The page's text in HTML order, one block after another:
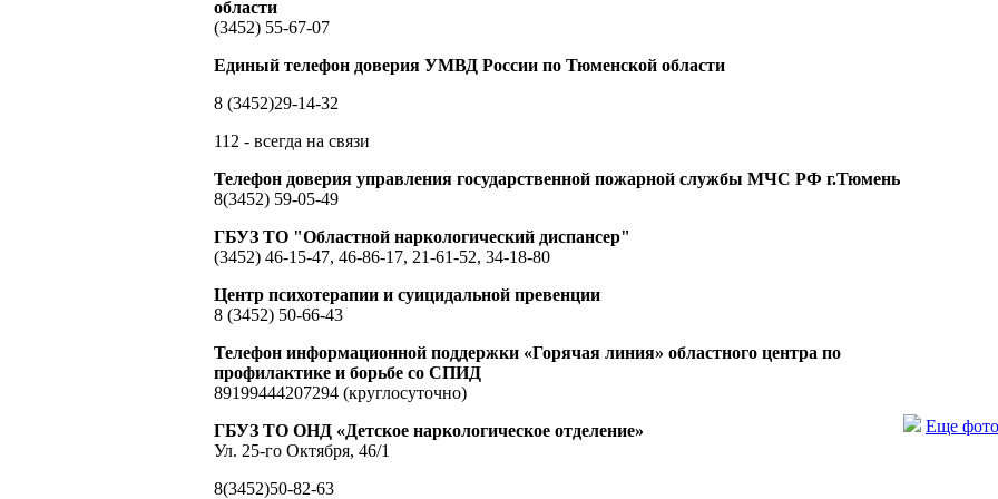
области
(3452) 55-67-07
Единый телефон доверия УМВД России по Тюменской области
8 (3452)29-14-32
112 - всегда на связи
Телефон доверия управления государственной пожарной службы МЧС РФ г.Тюмень
8(3452) 59-05-49
ГБУЗ ТО "Областной наркологический диспансер"
(3452) 46-15-47, 46-86-17, 21-61-52, 34-18-80
Центр психотерапии и суицидальной превенции
8 (3452) 50-66-43
Телефон информационной поддержки «Горячая линия» областного центра по
профилактике и борьбе со СПИД
89199444207294 (круглосуточно)
ГБУЗ ТО ОНД «Детское наркологическое отделение»
Ул. 25-го Октября, 46/1
8(3452)50-82-63
Еще